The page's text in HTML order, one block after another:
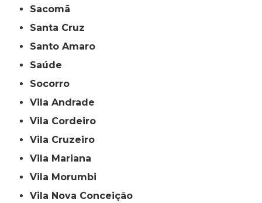
Sacomã
Santa Cruz
Santo Amaro
Saúde
Socorro
Vila Andrade
Vila Cordeiro
Vila Cruzeiro
Vila Mariana
Vila Morumbi
Vila Nova Conceição